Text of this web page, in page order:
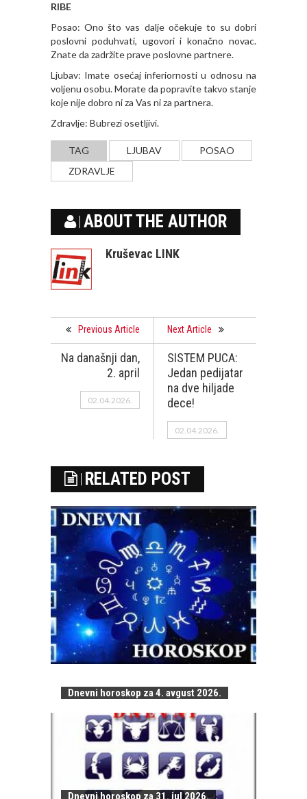
RIBE
Posao: Ono što vas dalje očekuje to su dobri
poslovni poduhvati, ugovori i konačno novac.
Znate da zadržite prave poslovne partnere.
Ljubav: Imate osećaj inferiornosti u odnosu na
voljenu osobu. Morate da popravite takvo stanje
koje nije dobro ni za Vas ni za partnera.
Zdravlje: Bubrezi osetljivi.
TAG LJUBAV
POSAO
ZDRAVLJE
ABOUT THE AUTHOR
Kruševac LINK
Previous Article
Na današnji dan,
2. april
02.04.2026.
Next Article
SISTEM PUCA:
Jedan pedijatar
na dve hiljade
dece!
02.04.2026.
RELATED POST
Dnevni horoskop za 4. avgust 2026.
Dnevni horoskop za 31. jul 2026.